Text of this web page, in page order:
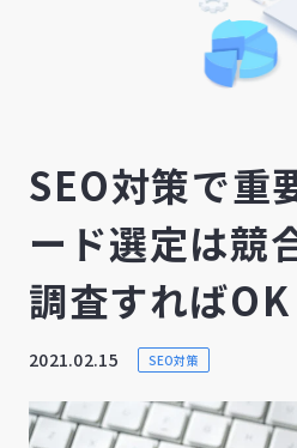
SEO対策で重
ード選定は競
調査すればOK
2021.02.15 SEO対策